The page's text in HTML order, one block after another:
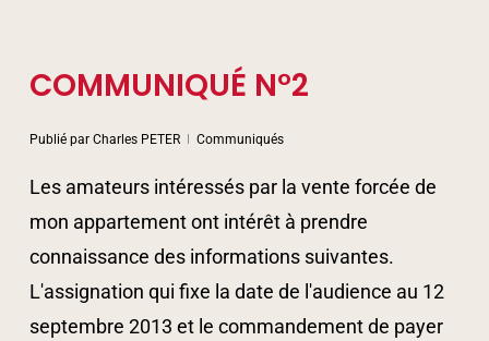
COMMUNIQUÉ N°2
Publié par Charles PETER Communiqués
Les amateurs intéressés par la vente forcée de
mon appartement ont intérêt à prendre
connaissance des informations suivantes.
L'assignation qui fixe la date de l'audience au 12
septembre 2013 et le commandement de payer